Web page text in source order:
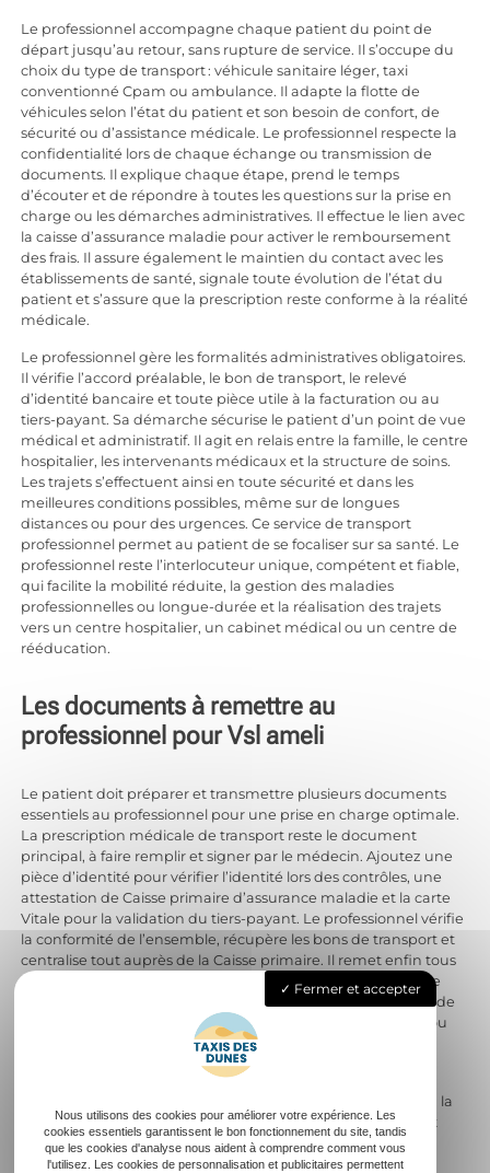
Le professionnel accompagne chaque patient du point de
départ jusqu’au retour, sans rupture de service. Il s’occupe du
choix du type de transport : véhicule sanitaire léger, taxi
conventionné Cpam ou ambulance. Il adapte la flotte de
véhicules selon l’état du patient et son besoin de confort, de
sécurité ou d’assistance médicale. Le professionnel respecte la
confidentialité lors de chaque échange ou transmission de
documents. Il explique chaque étape, prend le temps
d’écouter et de répondre à toutes les questions sur la prise en
charge ou les démarches administratives. Il effectue le lien avec
la caisse d’assurance maladie pour activer le remboursement
des frais. Il assure également le maintien du contact avec les
établissements de santé, signale toute évolution de l’état du
patient et s’assure que la prescription reste conforme à la réalité
médicale.
Le professionnel gère les formalités administratives obligatoires.
Il vérifie l’accord préalable, le bon de transport, le relevé
d’identité bancaire et toute pièce utile à la facturation ou au
tiers-payant. Sa démarche sécurise le patient d’un point de vue
médical et administratif. Il agit en relais entre la famille, le centre
hospitalier, les intervenants médicaux et la structure de soins.
Les trajets s’effectuent ainsi en toute sécurité et dans les
meilleures conditions possibles, même sur de longues
distances ou pour des urgences. Ce service de transport
professionnel permet au patient de se focaliser sur sa santé. Le
professionnel reste l’interlocuteur unique, compétent et fiable,
qui facilite la mobilité réduite, la gestion des maladies
professionnelles ou longue-durée et la réalisation des trajets
vers un centre hospitalier, un cabinet médical ou un centre de
rééducation.
Les documents à remettre au
professionnel pour Vsl ameli
Le patient doit préparer et transmettre plusieurs documents
essentiels au professionnel pour une prise en charge optimale.
La prescription médicale de transport reste le document
principal, à faire remplir et signer par le médecin. Ajoutez une
pièce d’identité pour vérifier l’identité lors des contrôles, une
attestation de Caisse primaire d’assurance maladie et la carte
Vitale pour la validation du tiers-payant. Le professionnel vérifie
la conformité de l’ensemble, récupère les bons de transport et
centralise tout auprès de la Caisse primaire. Il remet enfin tous
ces documents lors de chaque trajet vers l’établissement de
santé ou le centre de soins. Il agit comme un intermédiaire de
confiance entre le malade, la Cpam et le médecin traitant ou
Dans le cas d’un transport longue-distance ou lié à une
pathologie spécifique comme la dialyse, la radiothérapie ou la
rééducation, certains documents complémentaires restent
parfois exigés : accord préalable de la caisse, justificatifs
d’hospitalisation, attestation d’accident du travail ou de
Fermer et accepter
Nous utilisons des cookies pour améliorer votre expérience. Les
cookies essentiels garantissent le bon fonctionnement du site, tandis
que les cookies d'analyse nous aident à comprendre comment vous
l'utilisez. Les cookies de personnalisation et publicitaires permettent